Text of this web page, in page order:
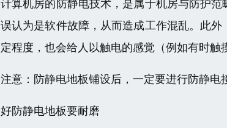
计算机房的防静电技术，是属于机房与防护
误认为是软件故障，从而造成工作混乱。此
定程度，也会给人以触电的感觉（例如有时触
注意：防静电地板铺设后，一定要进行防静电
好防静电地板要耐磨